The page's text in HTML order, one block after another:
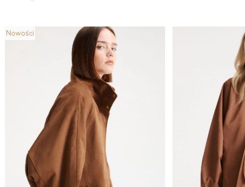
Cena Kolor
Od
New Arrivals
Nowości